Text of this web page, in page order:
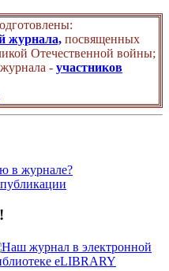
журнала, посвященных
Отечественной войны;
- участников
в журнале?